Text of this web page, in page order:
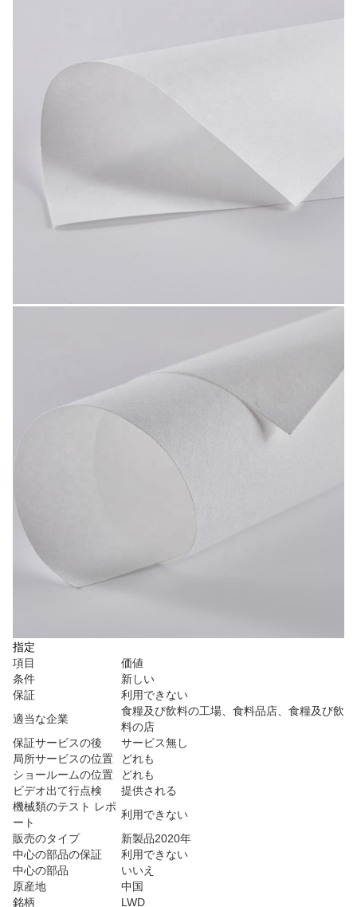
指定
項目
価値
条件
新しい
保証
利用できない
適当な企業
食糧及び飲料の工場、食料品店、食糧及び飲
料の店
保証サービスの後
サービス無し
局所サービスの位置
どれも
ショールームの位置
どれも
ビデオ出て行点検
提供される
機械類のテスト レポ
ート
利用できない
販売のタイプ
新製品2020年
中心の部品の保証
利用できない
中心の部品
いいえ
原産地
中国
銘柄
LWD